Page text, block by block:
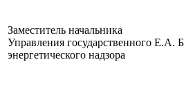
Заместитель начальника
Управления государственного
энергетического надзора
Е.А.